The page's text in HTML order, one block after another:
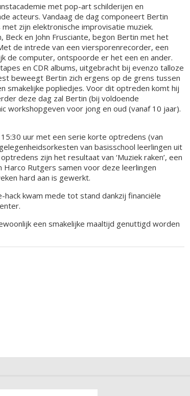
met pop-art schilderijen en
acteurs. Vandaag de dag componeert Bertin
zijn elektronische improvisatie muziek.
en John Frusciante, begon Bertin met het
de intrede van een viersporenrecorder, een
de computer, ontspoorde er het een en ander.
en CDR albums, uitgebracht bij evenzo talloze
beweegt Bertin zich ergens op de grens tussen
smakelijke popliedjes. Voor dit optreden komt hij
deze dag zal Bertin (bij voldoende
workshopgeven voor jong en oud (vanaf 10 jaar).
uur met een serie korte optredens (van
van basisschool leerlingen uit
zijn het resultaat van ‘Muziek raken’, een
Rutgers samen voor deze leerlingen
hard aan is gewerkt.
kwam mede tot stand dankzij financiële
een smakelijke maaltijd genuttigd worden